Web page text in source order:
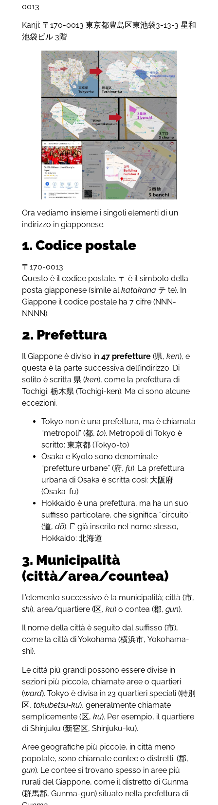
0013
Kanji: 〒 170-0013 東京都豊島区東池袋3-13-3 星和
池袋ビル3階
Ora vediamo insieme i singoli elementi di un
indirizzo in giapponese.
1. Codice postale
〒 170-0013
Questo è il codice postale. 〒 è il simbolo della
posta giapponese(simile alkatakana テ te). In
Giappone il codice postale ha 7 cifre (NNN-
NNNN).
2. Prefettura
Il Giappone è diviso in 47 prefetture(県, ken), e
questa è la parte successiva dell’indirizzo. Di
solito è scritta 県 (ken), come la prefettura di
Tochigi: 栃木県 (Tochigi-ken). Ma ci sono alcune
eccezioni.
Tokyo non è una prefettura, ma è chiamata
“metropoli” (都, to). Metropoli di Tokyo è
scritto: 東京都(Tokyo-to)
Osaka e Kyoto sono denominate
“prefetture urbane” (府, fu). La prefettura
urbana di Osaka è scritta così: 大阪府
(Osaka-fu)
Hokkaido è una prefettura, ma ha un suo
suffisso particolare, che significa “circuito”
(道, dō). E’ già inserito nel nome stesso,
Hokkaido: 北海道
3. Municipalità
(città/area/countea)
L’elemento successivo è la municipalità; città (市,
shi), area/quartiere (区, ku) o contea (郡, gun).
Il nome della città è seguito dal suffisso (市),
come la città di Yokohama (横浜市, Yokohama-
shi).
Le città più grandi possono essere divise in
sezioni più piccole, chiamate aree o quartieri
(ward). Tokyo è divisa in 23 quartieri speciali (特別
区, tokubetsu-ku), generalmente chiamate
semplicemente (区, ku). Per esempio, il quartiere
di Shinjuku (新宿区, Shinjuku-ku).
Aree geografiche più piccole, in città meno
popolate, sono chiamate contee o distretti. (郡,
gun). Le contee si trovano spesso in aree più
rurali del Giappone, come il distretto di Gunma
(群馬郡, Gunma-gun) situato nella prefettura di